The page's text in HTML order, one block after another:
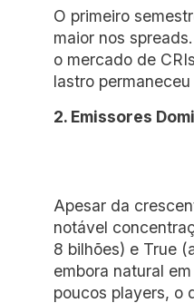
O primeiro
maior nos
o mercado de
lastro
2. Emissores
Apesar da
notável
8 bilhões) e True
embora natural
poucos players, o